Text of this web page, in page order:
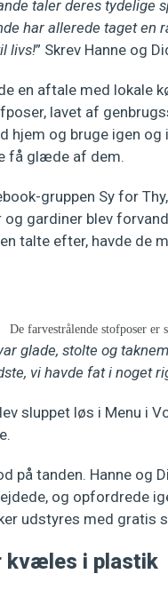
taler deres tydelige
har allerede taget
livs!” Skrev Hanne og
en aftale med lokale
lavet af
hjem og bruge igen og
få glæde af dem.
gruppen Sy for
gardiner blev
talte efter, havde de
De farvestrålende stofposer
glade, stolte og
vi havde fat i noget
sluppet løs i Menu i
på tanden. Hanne og
og opfordrede
udstyres med gratis
kvæles i plastik